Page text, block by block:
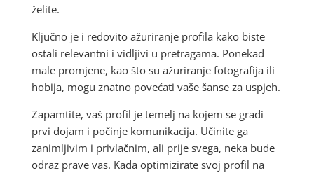
želite.
Ključno je i redovito ažuriranje profila kako biste
ostali relevantni i vidljivi u pretragama. Ponekad
male promjene, kao što su ažuriranje fotografija ili
hobija, mogu znatno povećati vaše šanse za uspjeh.
Zapamtite, vaš profil je temelj na kojem se gradi
prvi dojam i počinje komunikacija. Učinite ga
zanimljivim i privlačnim, ali prije svega, neka bude
odraz prave vas. Kada optimizirate svoj profil na